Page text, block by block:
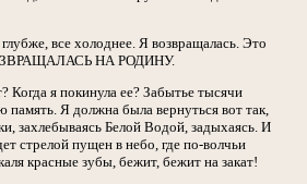
все холоднее. Я возвращалась. Это
НА РОДИНУ.
Когда я покинула ее? Забытье тысячи
память. Я должна была вернуться вот так,
захлебываясь Белой Водой, задыхаясь. И
стрелой пущен в небо, где по-волчьи
красные зубы, бежит, бежит на закат!